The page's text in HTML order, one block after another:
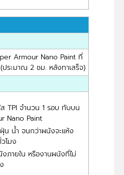
Armour Nano Paint ที่
ระมาณ 2 ชม. หลังทาเสร็จ)
TPI จำนวน 1 รอบ ทับบน
Nano Paint
น น้ำ จนกว่าผนังจะแห้ง
โมง
งภายใน หรืองานผนังที่ไม่